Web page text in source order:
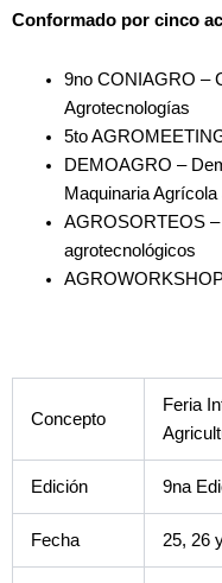
Conformado por cinco
9no CONIAGRO –
Agrotecnologías
5to
DEMOAGRO –
Maquinaria
AGROSORTEOS
agrotecnológicos
Concepto
Feria
Edición 9na
Fecha 25, 26